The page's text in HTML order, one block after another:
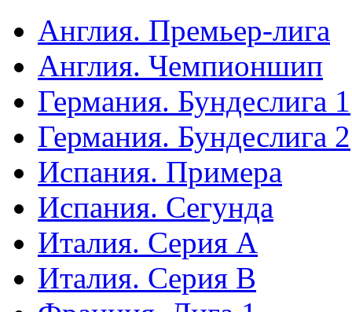
Англия. Премьер-лига
Англия. Чемпионшип
Германия. Бундеслига 1
Германия. Бундеслига 2
Испания. Примера
Испания. Сегунда
Италия. Серия А
Италия. Серия B